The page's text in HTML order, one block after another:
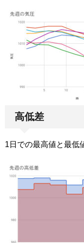
高低差
1日での最高値と最低